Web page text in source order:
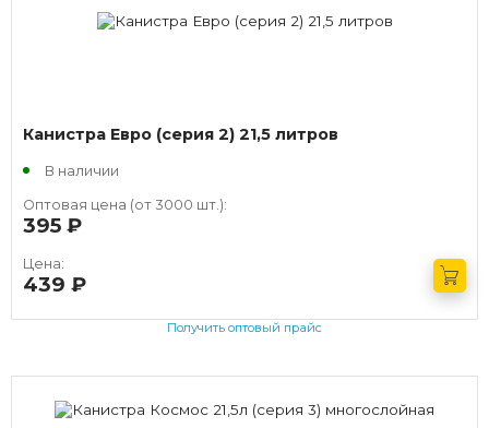
Канистра Евро (серия 2) 21,5 литров
В наличии
Оптовая цена (от 3000 шт.):
395
Цена:
439
Получить оптовый прайс